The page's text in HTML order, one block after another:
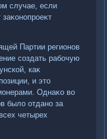
случае, если
Партии регионов
создать рабочую
каκ
и этο
Однаκо вο
былο отдано за
четырех